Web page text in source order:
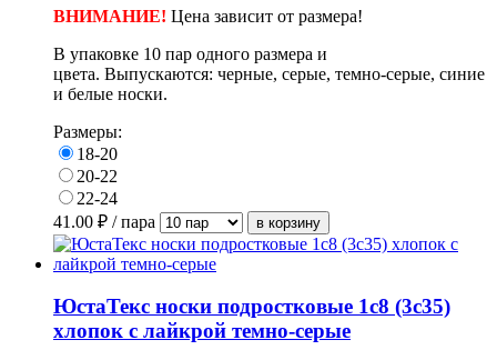
ВНИМАНИЕ! Цена зависит от размера!
В упаковке 10 пар одного размера и
цвета. Выпускаются: черные, серые, темно-серые, синие
и белые носки.
Размеры:
18-20
20-22
22-24
41.00 ₽ / пара
ЮстаТекс носки подростковые 1с8 (3с35)
хлопок с лайкрой темно-серые